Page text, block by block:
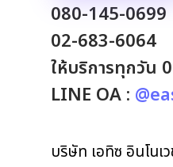
080-145-0699
02-683-6064
ให้บริการทุกวัน
LINE OA :
บริษัท เอทิซ อินโนเ